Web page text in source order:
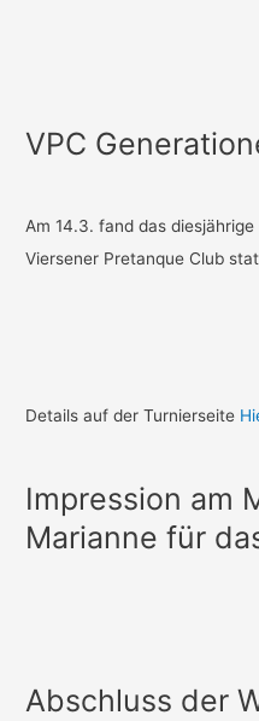
VPC
Am 14.3. fand das
Viersener Pretanque Club
Details auf der Turnierseite
Impression am
Marianne für
Abschluss der